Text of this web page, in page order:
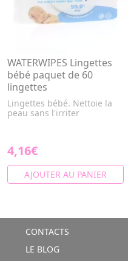
WATERWIPES Lingettes
bébé paquet de 60
lingettes
Lingettes bébé. Nettoie la
peau sans l'irriter
4,16€
AJOUTER AU PANIER
CONTACTS
LE BLOG